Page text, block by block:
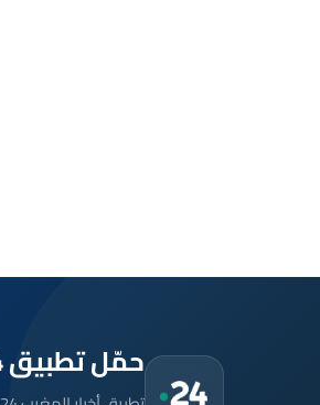
حمّل تطبيق Maroc24، أخبار المغرب تصلك أولاً